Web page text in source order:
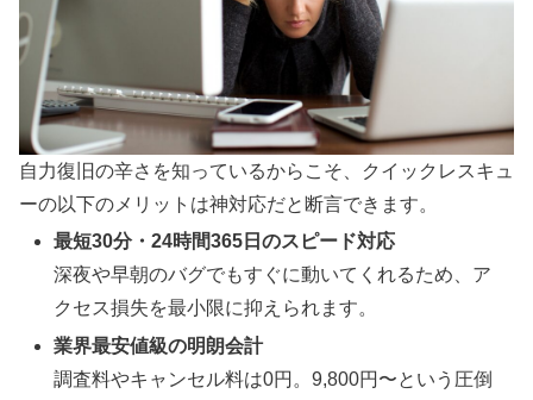
自力復旧の辛さを知っているからこそ、クイックレスキュ
ーの以下のメリットは神対応だと断言できます。
最短30分・24時間365日のスピード対応
深夜や早朝のバグでもすぐに動いてくれるため、ア
クセス損失を最小限に抑えられます。
業界最安値級の明朗会計
調査料やキャンセル料は0円。9,800円〜という圧倒